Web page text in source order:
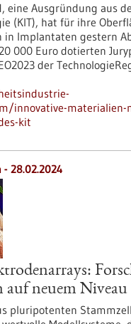
eine Ausgründung aus
(KIT), hat für ihre
in Implantaten gestern
000 Euro dotierten
der
innovative-materialien-
kit
28.02.2024
neuem Niveau
pluripotenten